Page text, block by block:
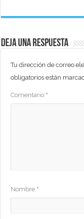
Deja una respuesta
Tu dirección de correo
obligatorios están
Comentario *
Nombre *